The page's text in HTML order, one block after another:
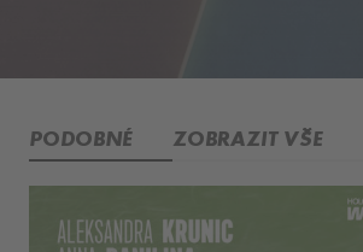
PODOBNÉ ZOBRAZIT VŠE